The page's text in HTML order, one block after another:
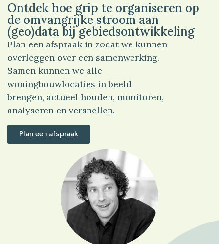
Ontdek hoe grip te organiseren op
de omvangrijke stroom aan
(geo)data bij gebiedsontwikkeling
Plan een afspraak in zodat we kunnen
overleggen over een samenwerking.
Samen kunnen we alle
woningbouwlocaties in beeld
brengen, actueel houden, monitoren,
analyseren en versnellen.
Plan een afspraak